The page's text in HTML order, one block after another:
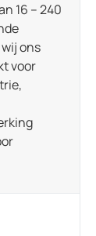
16 – 240
ons
voor